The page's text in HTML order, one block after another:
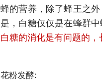
蜂的营养，除了蜂王之
是，白糖仅仅是在蜂群
白糖的消化是有问题的
花粉发酵: